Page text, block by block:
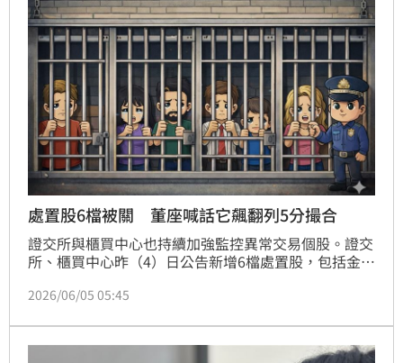
處置股6檔被關 董座喊話它飆翻列5分撮合
證交所與櫃買中心也持續加強監控異常交易個股。證交
所、櫃買中心昨（4）日公告新增6檔處置股，包括金居
（3535）、迎輝（3523）及點晶（3288），處置期間
磐亞及點晶採每5分鐘撮合一次；金居與迎輝則列為20
分鐘撮合，成為本波處置名單中限制較嚴格的個股。
2026/06/05 05:45